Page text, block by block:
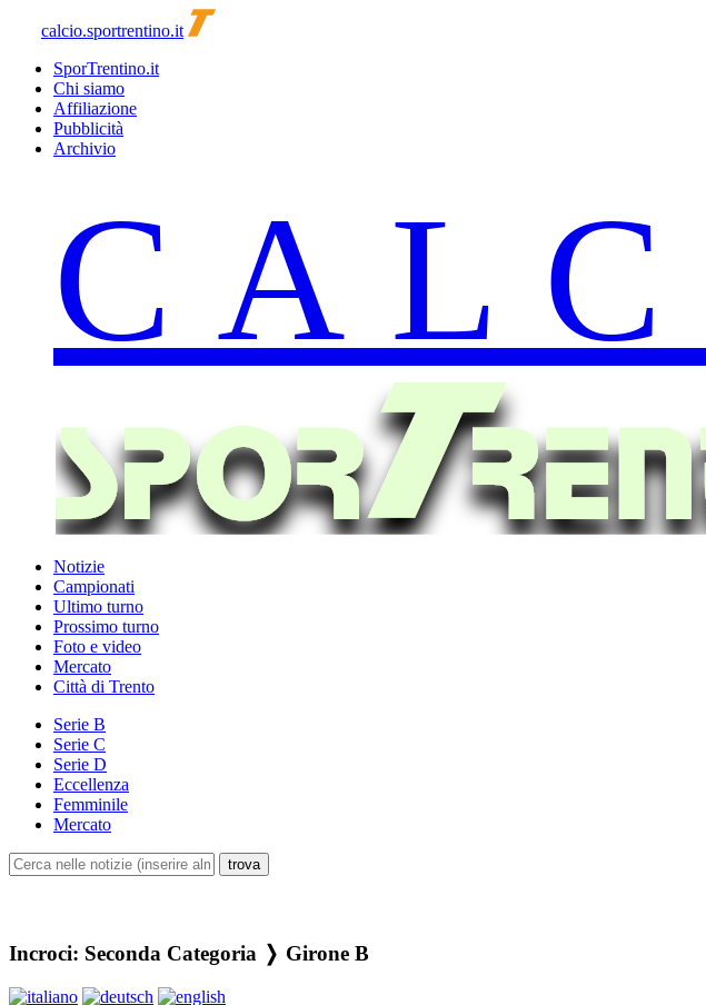
calcio.sportrentino.it
SporTrentino.it
Chi siamo
Affiliazione
Pubblicità
Archivio
Notizie
Campionati
Ultimo turno
Prossimo turno
Foto e video
Mercato
Città di Trento
Serie B
Serie C
Serie D
Eccellenza
Femminile
Mercato
Incroci: Seconda Categoria ❭ Girone B